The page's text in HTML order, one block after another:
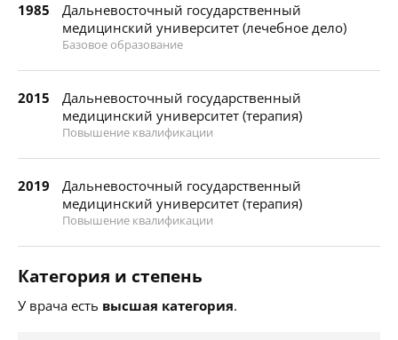
1985
Дальневосточный государственный
медицинский университет (лечебное дело)
Базовое образование
2015
Дальневосточный государственный
медицинский университет (терапия)
Повышение квалификации
2019
Дальневосточный государственный
медицинский университет (терапия)
Повышение квалификации
Категория и степень
У врача есть высшая категория.